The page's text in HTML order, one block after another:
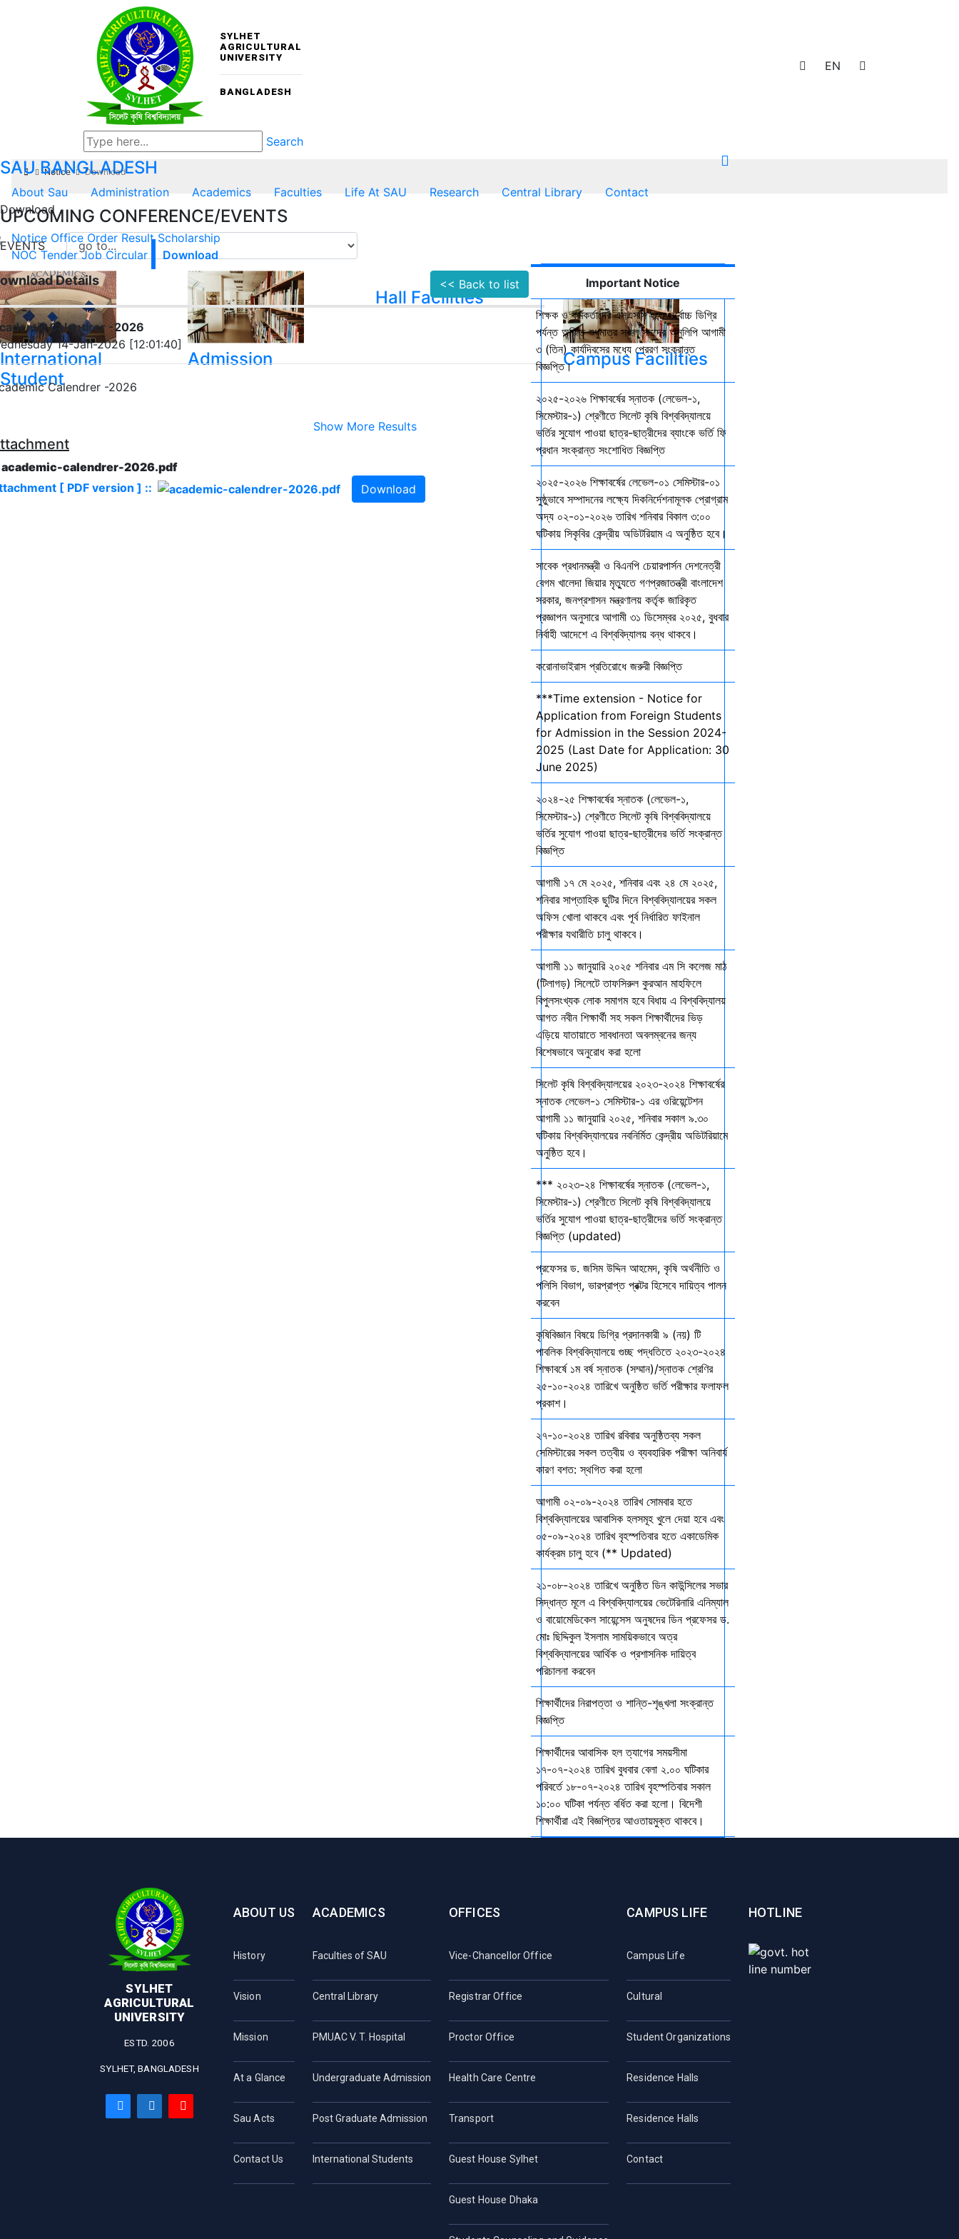
SYLHET
AGRICULTURAL
UNIVERSITY
BANGLADESH
EN
Search
SAUBANGLADESH
About Sau Administration Academics Faculties Life At SAU Research Central Library Contact
UPCOMING CONFERENCE/EVENTS
EVENTS
International
Student
Admission
Hall Facilities
Campus Facilities
Show More Results
Notice Download
Download
Notice Office Order Result Scholarship
NOC Tender Job Circular Download
Details << Back to list
Calendrer -2026
14-Jan-2026 [12:01:40]
Calendrer -2026
academic-calendrer-2026.pdf
[ PDF version ] ::
Download
Important Notice
শিক্ষক ও কর্মকর্তাদের এসএসসি হতে সর্বোচ্চ ডিগ্রি
পর্যন্ত অর্জিত শুধুমাত্র সকল সনদের অনুলিপি আগামী
৩ (তিন) কার্যদিবসের মধ্যে প্রেরণ সংক্রান্ত
বিজ্ঞপ্তি।
২০২৫-২০২৬ শিক্ষাবর্ষের স্নাতক (লেভেল-১,
সিমেস্টার-১) শ্রেণীতে সিলেট কৃষি বিশ্ববিদ্যালয়ে
ভর্তির সুযোগ পাওয়া ছাত্র-ছাত্রীদের ব্যাংকে ভর্তি ফি
প্রধান সংক্রান্ত সংশোধিত বিজ্ঞপ্তি
২০২৫-২০২৬ শিক্ষাবর্ষের লেভেল-০১ সেমিস্টার-০১
সুষ্ঠুভাবে সম্পাদনের লক্ষ্যে দিকনির্দেশনামূলক প্রোগ্রাম
অদ্য ০২-০১-২০২৬ তারিখ শনিবার বিকাল ৩:০০
ঘটিকায় সিকৃবির কেন্দ্রীয় অডিটরিয়াম এ অনুষ্ঠিত হবে।
সাবেক প্রধানমন্ত্রী ও বিএনপি চেয়ারপার্সন দেশনেত্রী
বেগম খালেদা জিয়ার মৃত্যুতে গণপ্রজাতন্ত্রী বাংলাদেশ
সরকার, জনপ্রশাসন মন্ত্রণালয় কর্তৃক জারিকৃত
প্রজ্ঞাপন অনুসারে আগামী ৩১ ডিসেম্বর ২০২৫, বুধবার
নির্বাহী আদেশে এ বিশ্ববিদ্যালয় বন্ধ থাকবে।
করোনাভাইরাস প্রতিরোধে জরুরী বিজ্ঞপ্তি
***Time extension - Notice for
Application from Foreign Students
for Admission in the Session 2024-
2025 (Last Date for Application: 30
June 2025)
২০২৪-২৫ শিক্ষাবর্ষের স্নাতক (লেভেল-১,
সিমেস্টার-১) শ্রেণীতে সিলেট কৃষি বিশ্ববিদ্যালয়ে
ভর্তির সুযোগ পাওয়া ছাত্র-ছাত্রীদের ভর্তি সংক্রান্ত
বিজ্ঞপ্তি
আগামী ১৭ মে ২০২৫, শনিবার এবং ২৪ মে ২০২৫,
শনিবার সাপ্তাহিক ছুটির দিনে বিশ্ববিদ্যালয়ের সকল
অফিস খোলা থাকবে এবং পূর্ব নির্ধারিত ফাইনাল
পরীক্ষার যথারীতি চালু থাকবে।
আগামী ১১ জানুয়ারি ২০২৫ শনিবার এম সি কলেজ মাঠ
(টিলাগড়) সিলেটে তাফসিরুল কুরআন মাহফিলে
বিপুলসংখ্যক লোক সমাগম হবে বিধায় এ বিশ্ববিদ্যালয়
আগত নবীন শিক্ষার্থী সহ সকল শিক্ষার্থীদের ভিড়
এড়িয়ে যাতায়াতে সাবধানতা অবলম্বনের জন্য
বিশেষভাবে অনুরোধ করা হলো
সিলেট কৃষি বিশ্ববিদ্যালয়ের ২০২৩-২০২৪ শিক্ষাবর্ষের
স্নাতক লেভেল-১ সেমিস্টার-১ এর ওরিয়েন্টেশন
আগামী ১১ জানুয়ারি ২০২৫, শনিবার সকাল ৯.৩০
ঘটিকায় বিশ্ববিদ্যালয়ের নবনির্মিত কেন্দ্রীয় অডিটরিয়ামে
অনুষ্ঠিত হবে।
*** ২০২৩-২৪ শিক্ষাবর্ষের স্নাতক (লেভেল-১,
সিমেস্টার-১) শ্রেণীতে সিলেট কৃষি বিশ্ববিদ্যালয়ে
ভর্তির সুযোগ পাওয়া ছাত্র-ছাত্রীদের ভর্তি সংক্রান্ত
বিজ্ঞপ্তি (updated)
প্রফেসর ড. জসিম উদ্দিন আহমেদ, কৃষি অর্থনীতি ও
পলিসি বিভাগ, ভারপ্রাপ্ত প্রক্টর হিসেবে দায়িত্ব পালন
করবেন
কৃষিবিজ্ঞান বিষয়ে ডিগ্রি প্রদানকারী ৯ (নয়) টি
পাবলিক বিশ্ববিদ্যালয়ে গুচ্ছ পদ্ধতিতে ২০২৩-২০২৪
শিক্ষাবর্ষে ১ম বর্ষ স্নাতক (সম্মান)/স্নাতক শ্রেণির
২৫-১০-২০২৪ তারিখে অনুষ্ঠিত ভর্তি পরীক্ষার ফলাফল
প্রকাশ।
২৭-১০-২০২৪ তারিখ রবিবার অনুষ্ঠিতব্য সকল
সেমিস্টারের সকল তত্বীয় ও ব্যবহারিক পরীক্ষা অনিবার্য
কারণ বশত: স্থগিত করা হলো
আগামী ০২-০৯-২০২৪ তারিখ সোমবার হতে
বিশ্ববিদ্যালয়ের আবাসিক হলসমূহ খুলে দেয়া হবে এবং
০৫-০৯-২০২৪ তারিখ বৃহস্পতিবার হতে একাডেমিক
কার্যক্রম চালু হবে (** Updated)
২১-০৮-২০২৪ তারিখে অনুষ্ঠিত ডিন কাউন্সিলের সভার
সিদ্ধান্ত মূলে এ বিশ্ববিদ্যালয়ের ভেটেরিনারি এনিম্যাল
ও বায়োমেডিকেল সায়েন্সেস অনুষদের ডিন প্রফেসর ড.
মোঃ ছিদ্দিকুল ইসলাম সাময়িকভাবে অত্র
বিশ্ববিদ্যালয়ের আর্থিক ও প্রশাসনিক দায়িত্ব
পরিচালনা করবেন
শিক্ষার্থীদের নিরাপত্তা ও শান্তি-শৃঙ্খলা সংক্রান্ত
বিজ্ঞপ্তি
শিক্ষার্থীদের আবাসিক হল ত্যাগের সময়সীমা
১৭-০৭-২০২৪ তারিখ বুধবার বেলা ২.০০ ঘটিকার
পরিবর্তে ১৮-০৭-২০২৪ তারিখ বৃহস্পতিবার সকাল
১০:০০ ঘটিকা পর্যন্ত বর্ধিত করা হলো। বিদেশী
শিক্ষার্থীরা এই বিজ্ঞপ্তির আওতায়মুক্ত থাকবে।
SYLHET
AGRICULTURAL
UNIVERSITY
ESTD. 2006
SYLHET, BANGLADESH
ABOUT US
History
Vision
Mission
At a Glance
Sau Acts
Contact Us
ACADEMICS
Faculties of SAU
Central Library
PMUAC V. T. Hospital
Undergraduate Admission
Post Graduate Admission
International Students
OFFICES
Vice-Chancellor Office
Registrar Office
Proctor Office
Health Care Centre
Transport
Guest House Sylhet
Guest House Dhaka
CAMPUS LIFE
Campus Life
Cultural
Student Organizations
Residence Halls
Residence Halls
Contact
HOTLINE